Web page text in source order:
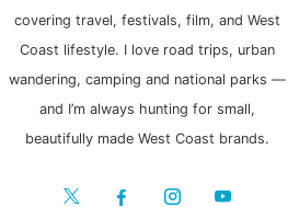
covering travel, festivals, film, and West
Coast lifestyle. I love road trips, urban
wandering, camping and national parks —
and I’m always hunting for small,
beautifully made West Coast brands.